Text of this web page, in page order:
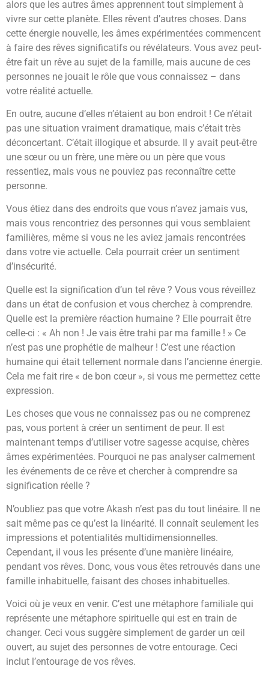
alors que les autres âmes apprennent tout simplement à
vivre sur cette planète. Elles rêvent d’autres choses. Dans
cette énergie nouvelle, les âmes expérimentées commencent
à faire des rêves significatifs ou révélateurs. Vous avez peut-
être fait un rêve au sujet de la famille, mais aucune de ces
personnes ne jouait le rôle que vous connaissez – dans
votre réalité actuelle.
En outre, aucune d’elles n’étaient au bon endroit ! Ce n’était
pas une situation vraiment dramatique, mais c’était très
déconcertant. C’était illogique et absurde. Il y avait peut-être
une sœur ou un frère, une mère ou un père que vous
ressentiez, mais vous ne pouviez pas reconnaître cette
personne.
Vous étiez dans des endroits que vous n’avez jamais vus,
mais vous rencontriez des personnes qui vous semblaient
familières, même si vous ne les aviez jamais rencontrées
dans votre vie actuelle. Cela pourrait créer un sentiment
d’insécurité.
Quelle est la signification d’un tel rêve ? Vous vous réveillez
dans un état de confusion et vous cherchez à comprendre.
Quelle est la première réaction humaine ? Elle pourrait être
celle-ci : « Ah non ! Je vais être trahi par ma famille ! » Ce
n’est pas une prophétie de malheur ! C’est une réaction
humaine qui était tellement normale dans l’ancienne énergie.
Cela me fait rire « de bon cœur », si vous me permettez cette
expression.
Les choses que vous ne connaissez pas ou ne comprenez
pas, vous portent à créer un sentiment de peur. Il est
maintenant temps d’utiliser votre sagesse acquise, chères
âmes expérimentées. Pourquoi ne pas analyser calmement
les événements de ce rêve et chercher à comprendre sa
signification réelle ?
N’oubliez pas que votre Akash n’est pas du tout linéaire. Il ne
sait même pas ce qu’est la linéarité. Il connaît seulement les
impressions et potentialités multidimensionnelles.
Cependant, il vous les présente d’une manière linéaire,
pendant vos rêves. Donc, vous vous êtes retrouvés dans une
famille inhabituelle, faisant des choses inhabituelles.
Voici où je veux en venir. C’est une métaphore familiale qui
représente une métaphore spirituelle qui est en train de
changer. Ceci vous suggère simplement de garder un œil
ouvert, au sujet des personnes de votre entourage. Ceci
inclut l’entourage de vos rêves.